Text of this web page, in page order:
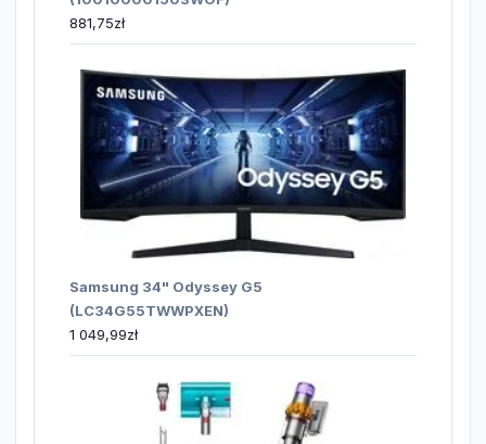
881,75zł
Samsung 34" Odyssey G5
(LC34G55TWWPXEN)
1 049,99zł